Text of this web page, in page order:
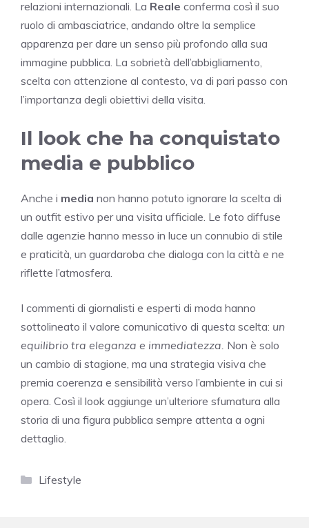
relazioni internazionali. La Reale conferma così il suo
ruolo di ambasciatrice, andando oltre la semplice
apparenza per dare un senso più profondo alla sua
immagine pubblica. La sobrietà dell’abbigliamento,
scelta con attenzione al contesto, va di pari passo con
l’importanza degli obiettivi della visita.
Il look che ha conquistato
media e pubblico
Anche i media non hanno potuto ignorare la scelta di
un outfit estivo per una visita ufficiale. Le foto diffuse
dalle agenzie hanno messo in luce un connubio di stile
e praticità, un guardaroba che dialoga con la città e ne
riflette l’atmosfera.
I commenti di giornalisti e esperti di moda hanno
sottolineato il valore comunicativo di questa scelta: un
equilibrio tra eleganza e immediatezza. Non è solo
un cambio di stagione, ma una strategia visiva che
premia coerenza e sensibilità verso l’ambiente in cui si
opera. Così il look aggiunge un’ulteriore sfumatura alla
storia di una figura pubblica sempre attenta a ogni
dettaglio.
Categorie
Lifestyle